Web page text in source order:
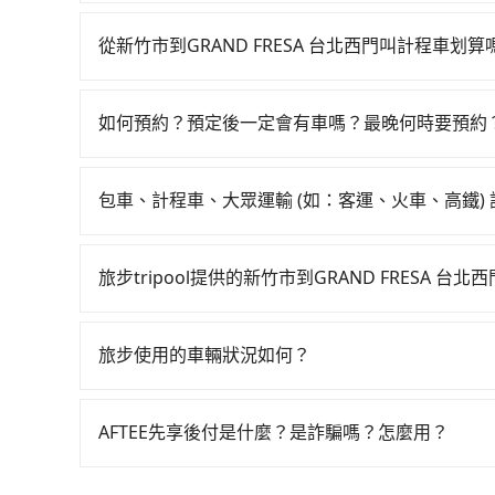
狀況，決定是步行一段路或者搭乘公車抵達最終
車上，現在還不馬上來預約tripool！如果你是三
提供甲地乙還的iRent應該適合你。註冊完iRent
的iRent只提供最基本的車型，如Toyota Yaris、
了時間但上一位用戶卻遲遲尚未歸還，又或者要
從新竹市到GRAND FRESA 台北西門叫計程車划算
到車，也可考慮打電話至附近的計程車隊，如東
如何預約？預定後一定會有車嗎？最晚何時要預約
可查到真實價格，照著步驟填寫完乘客資料與線
如臨時需要，前一天傍晚五點前仍會收單，最遲如
包車、計程車、大眾運輸 (如：客運、火車、高鐵)
程車最貴，而大眾運輸通常較便宜。 行程：需多
可選用大眾運輸。 便利性：需要便利性和方便性
旅步tripool提供的新竹市到GRAND FRESA 台北西
司機以外，從上車到下車期間，都不會再有其他
旅步使用的車輛狀況如何？
的搭乘體驗，讓您能安心享受旅程，是旅步最重視
AFTEE先享後付是什麼？是詐騙嗎？怎麼用？